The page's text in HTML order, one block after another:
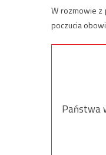
W rozmowie z
poczucia
Państwa